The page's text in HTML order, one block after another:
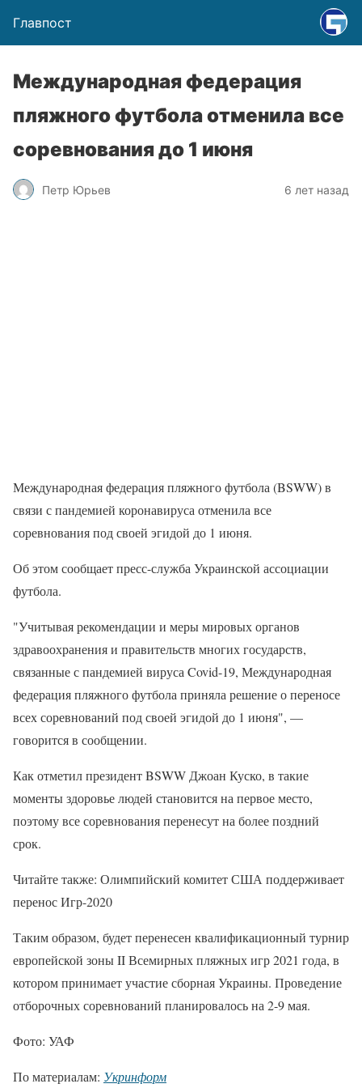
Главпост
Международная федерация
пляжного футбола отменила все
соревнования до 1 июня
Петр Юрьев 6 лет назад
Международная федерация пляжного футбола (BSWW) в
связи с пандемией коронавируса отменила все
соревнования под своей эгидой до 1 июня.
Об этом сообщает пресс-служба Украинской ассоциации
футбола.
"Учитывая рекомендации и меры мировых органов
здравоохранения и правительств многих государств,
связанные с пандемией вируса Covid-19, Международная
федерация пляжного футбола приняла решение о переносе
всех соревнований под своей эгидой до 1 июня", —
говорится в сообщении.
Как отметил президент BSWW Джоан Куско, в такие
моменты здоровье людей становится на первое место,
поэтому все соревнования перенесут на более поздний
срок.
Читайте также: Олимпийский комитет США поддерживает
перенос Игр-2020
Таким образом, будет перенесен квалификационный турнир
европейской зоны ΙΙ Всемирных пляжных игр 2021 года, в
котором принимает участие сборная Украины. Проведение
отборочных соревнований планировалось на 2-9 мая.
Фото: УАФ
По материалам: Укринформ